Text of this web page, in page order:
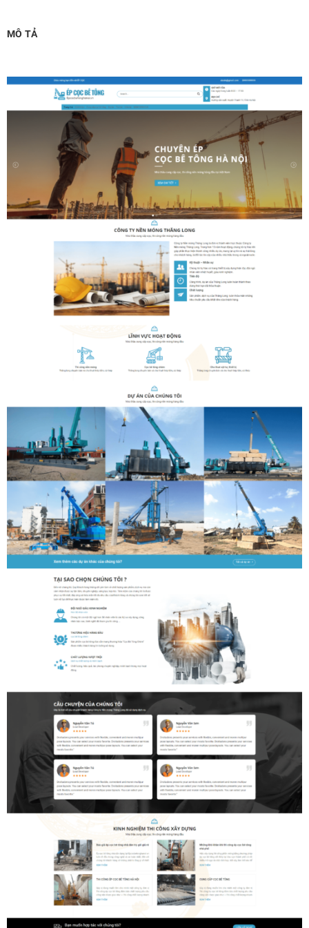
Tên miền quốc tế .com .net .org (1 năm)(+350,000 ₫)
Tên miền Việt Nam .vn (1 năm)(+550,000 ₫)
Hosting 2GB SSD (1 năm)
Hosting 4GB SSD (1 năm)(+1,000,000 ₫)
Hosting 8GB SSD (1 năm)(+1,200,000 ₫)
MÔ TẢ